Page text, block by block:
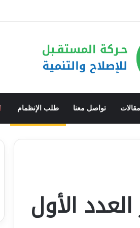
ومشروع تفكيكها.. والحوار الوطني هو
مقالات تواصل معنا طلب الإنظمام
الأول